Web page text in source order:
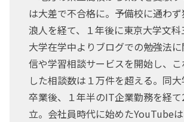
は大差で不合格に。予備校に通わ
浪人を経て、１年後に東京大学文科
大学在学中よりブログでの勉強法
信や学習相談サービスを開始し、
した相談数は１万件を超える。同
卒業後、１年半のIT企業勤務を経
立。会社員時代に始めたYouTube